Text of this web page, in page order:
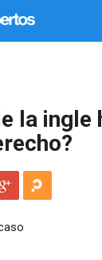
la ingle